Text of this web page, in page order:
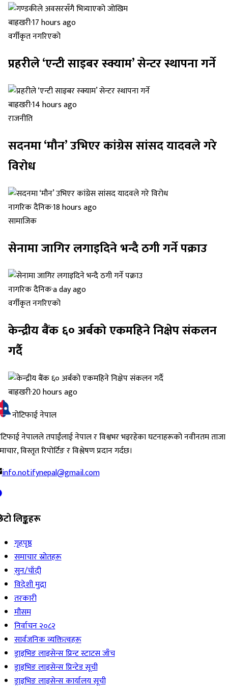
बाह्रखरी·17 hours ago
वर्गीकृत नगरिएको
प्रहरीले ‘एन्टी साइबर स्क्याम’ सेन्टर स्थापना गर्ने
बाह्रखरी·14 hours ago
राजनीति
सदनमा ‘मौन’ उभिएर कांग्रेस सांसद यादवले गरे
विरोध
नागरिक दैनिक·18 hours ago
सामाजिक
सेनामा जागिर लगाइदिने भन्दै ठगी गर्ने पक्राउ
नागरिक दैनिक·a day ago
वर्गीकृत नगरिएको
केन्द्रीय बैंक ६० अर्बको एकमहिने निक्षेप संकलन
गर्दै
बाह्रखरी·20 hours ago
नोटिफाई नेपाल
नेपालले तपाईंलाई नेपाल र विश्वभर भइरहेका घटनाहरूको नवीनतम ताजा
विस्तृत रिपोर्टिङ र विश्लेषण प्रदान गर्दछ।
info.notifynepal@gmail.com
लिङ्कहरू
गृहपृष्ठ
समाचार स्रोतहरू
सुन/चाँदी
विदेशी मुद्रा
तरकारी
मौसम
निर्वाचन २०८२
सार्वजनिक व्यक्तित्वहरू
ड्राइभिङ लाइसेन्स प्रिन्ट स्टाटस जाँच
ड्राइभिङ लाइसेन्स प्रिन्टेड सूची
ड्राइभिङ लाइसेन्स कार्यालय सूची